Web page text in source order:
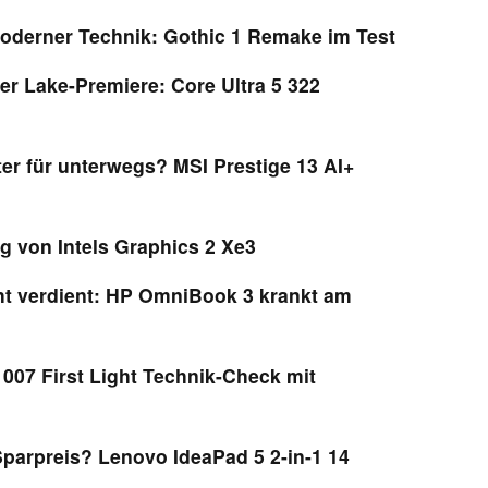
Technik: Gothic 1 Remake im Test
Lake-Premiere: Core Ultra 5 322
für unterwegs? MSI Prestige 13 AI+
von Intels Graphics 2 Xe3
verdient: HP OmniBook 3 krankt am
First Light Technik-Check mit
Lenovo IdeaPad 5 2-in-1 14